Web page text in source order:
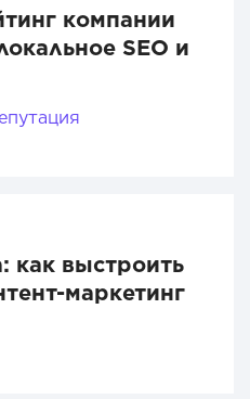
компании
SEO и
как выстроить
маркетинг